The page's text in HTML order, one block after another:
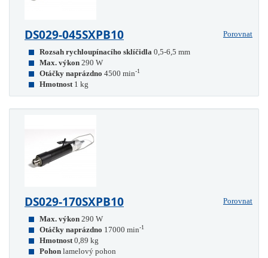
DS029-045SXPB10
Porovnat
Rozsah rychloupínacího sklíčidla 0,5-6,5 mm
Max. výkon 290 W
Otáčky naprázdno 4500 min-1
Hmotnost 1 kg
DS029-170SXPB10
Porovnat
Max. výkon 290 W
Otáčky naprázdno 17000 min-1
Hmotnost 0,89 kg
Pohon lamelový pohon